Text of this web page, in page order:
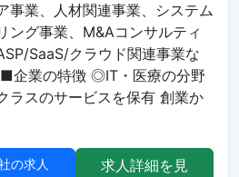
事業、人材関連事業、システム
ング事業、M&Aコンサルティ
SaaS/クラウド関連事業な
企業の特徴 ◎IT・医療の分野
ラスのサービスを保有 創業か
の求人
求人詳細を見